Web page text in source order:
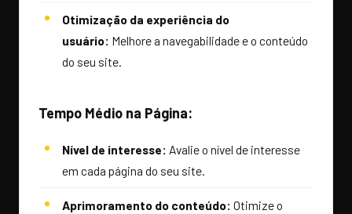
Otimização da experiência do
usuário: Melhore a navegabilidade e o conteúdo
do seu site.
Tempo Médio na Página:
Nível de interesse: Avalie o nível de interesse
em cada página do seu site.
Aprimoramento do conteúdo: Otimize o